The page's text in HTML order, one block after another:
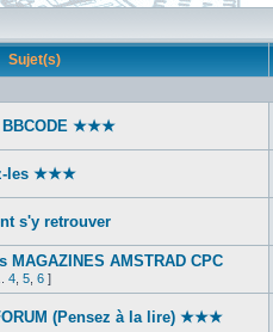
Sujet(s)
★★★
les ★★★
s'y retrouver‎
MAGAZINES AMSTRAD CPC
4 5 6 ]
(Pensez à la lire) ★★★